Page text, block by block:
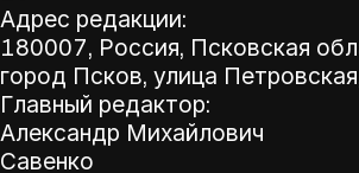
Адрес редакции:
180007, Россия, Псковская
город Псков, улица
Главный редактор:
Александр Михайлович
Савенко